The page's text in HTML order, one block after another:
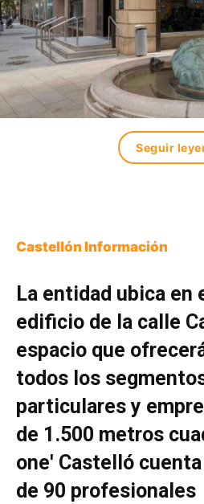
Seguir
Castellón Información
La entidad ubica en
edificio de la calle
espacio que
todos los
particulares y
de 1.500 metros
one' Castelló
de 90 profesionales